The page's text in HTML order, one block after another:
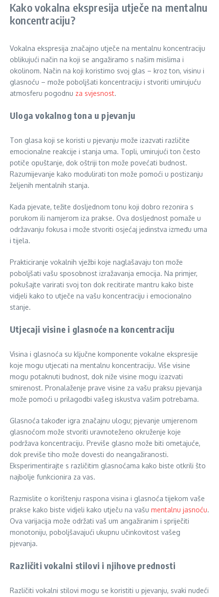
Kako vokalna ekspresija utječe na mentalnu
koncentraciju?
Vokalna ekspresija značajno utječe na mentalnu koncentraciju
oblikujući način na koji se angažiramo s našim mislima i
okolinom. Način na koji koristimo svoj glas – kroz ton, visinu i
glasnoću – može poboljšati koncentraciju i stvoriti umirujuću
atmosferu pogodnu za svjesnost.
Uloga vokalnog tona u pjevanju
Ton glasa koji se koristi u pjevanju može izazvati različite
emocionalne reakcije i stanja uma. Topli, umirujući ton često
potiče opuštanje, dok oštriji ton može povećati budnost.
Razumijevanje kako modulirati ton može pomoći u postizanju
željenih mentalnih stanja.
Kada pjevate, težite dosljednom tonu koji dobro rezonira s
porukom ili namjerom iza prakse. Ova dosljednost pomaže u
održavanju fokusa i može stvoriti osjećaj jedinstva između uma
i tijela.
Prakticiranje vokalnih vježbi koje naglašavaju ton može
poboljšati vašu sposobnost izražavanja emocija. Na primjer,
pokušajte varirati svoj ton dok recitirate mantru kako biste
vidjeli kako to utječe na vašu koncentraciju i emocionalno
stanje.
Utjecaji visine i glasnoće na koncentraciju
Visina i glasnoća su ključne komponente vokalne ekspresije
koje mogu utjecati na mentalnu koncentraciju. Više visine
mogu potaknuti budnost, dok niže visine mogu izazvati
smirenost. Pronalaženje prave visine za vašu praksu pjevanja
može pomoći u prilagodbi vašeg iskustva vašim potrebama.
Glasnoća također igra značajnu ulogu; pjevanje umjerenom
glasnoćom može stvoriti uravnoteženo okruženje koje
podržava koncentraciju. Previše glasno može biti ometajuće,
dok previše tiho može dovesti do neangažiranosti.
Eksperimentirajte s različitim glasnoćama kako biste otkrili što
najbolje funkcionira za vas.
Razmislite o korištenju raspona visina i glasnoća tijekom vaše
prakse kako biste vidjeli kako utječu na vašu mentalnu jasnoću.
Ova varijacija može održati vaš um angažiranim i spriječiti
monotoniju, poboljšavajući ukupnu učinkovitost vašeg
pjevanja.
Različiti vokalni stilovi i njihove prednosti
Različiti vokalni stilovi mogu se koristiti u pjevanju, svaki nudeći